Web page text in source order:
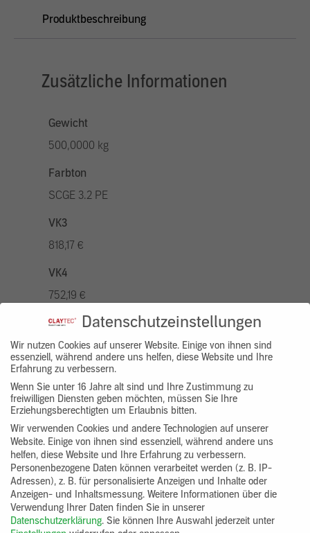
Produktbeschreibung
Zusätzliche Informationen
Gewicht
500,0000 kg
Farbton
SCGE 3.2 PE
VK3
818,17 €
VK4
752,19 €
VK5
936,94 €
VK7
686,20 €
Gruppenprodukt
yosima_designputz_bigb
Datenschutzeinstellungen
Wir nutzen Cookies auf unserer Website. Einige von ihnen sind
essenziell, während andere uns helfen, diese Website und Ihre
Erfahrung zu verbessern.
Wenn Sie unter 16 Jahre alt sind und Ihre Zustimmung zu
freiwilligen Diensten geben möchten, müssen Sie Ihre
Erziehungsberechtigten um Erlaubnis bitten.
Wir verwenden Cookies und andere Technologien auf unserer
Website. Einige von ihnen sind essenziell, während andere uns
helfen, diese Website und Ihre Erfahrung zu verbessern.
Personenbezogene Daten können verarbeitet werden (z. B. IP-
Adressen), z. B. für personalisierte Anzeigen und Inhalte oder
Anzeigen- und Inhaltsmessung. Weitere Informationen über die
Verwendung Ihrer Daten finden Sie in unserer
Datenschutzerklärung. Sie können Ihre Auswahl jederzeit unter